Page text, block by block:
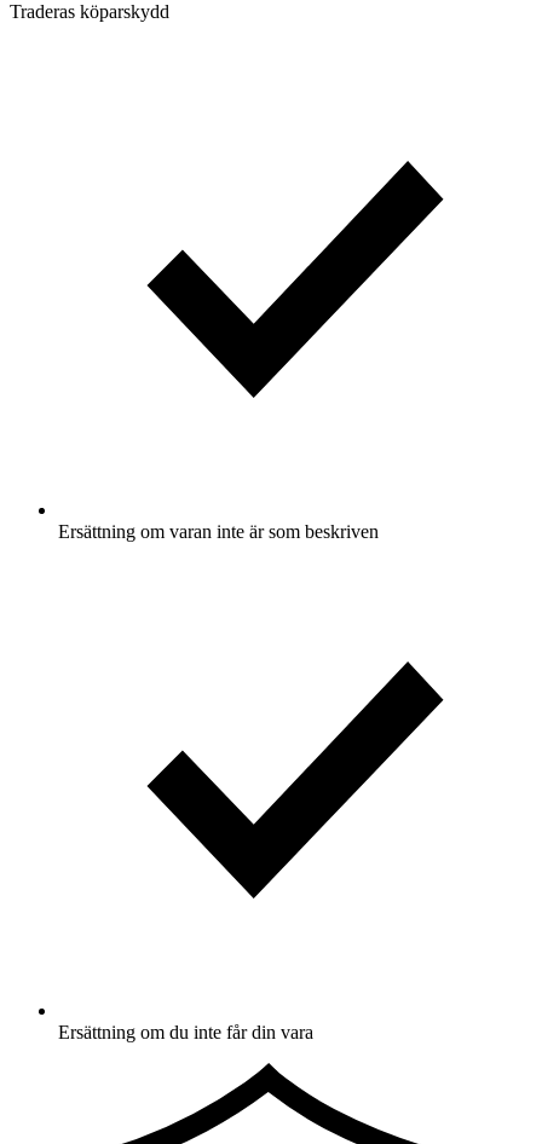
Traderas köparskydd
Ersättning om varan inte är som beskriven
Ersättning om du inte får din vara